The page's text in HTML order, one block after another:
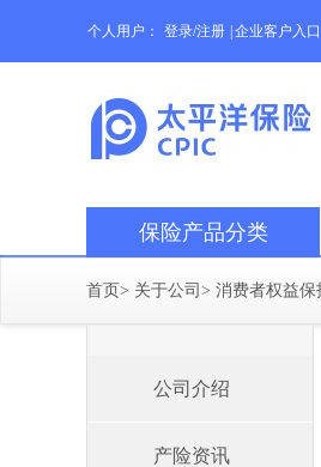
个人用户： 登录/注册 企业客户入口
保险产品分类
首页> 关于公司 > 消费者权益保
公司介绍
产险资讯